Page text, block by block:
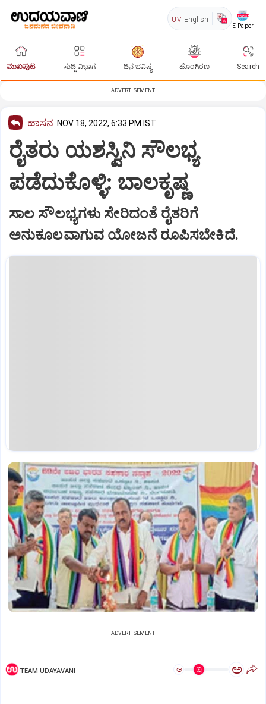
UV English
E-Paper
ಮುಖಪುಟ ಸುದ್ದಿ ವಿಭಾಗ ದಿನ ಭವಿಷ್ಯ ಹೊಂಗಿರಣ Search
ADVERTISEMENT
ಹಾಸನ NOV 18, 2022, 6:33 PM IST
ರೈತರು ಯಶಸ್ವಿನಿ ಸೌಲಭ್ಯ
ಪಡೆದುಕೊಳ್ಳಿ: ಬಾಲಕೃಷ್ಣ
ಸಾಲ ಸೌಲಭ್ಯಗಳು ಸೇರಿದಂತೆ ರೈತರಿಗೆ
ಅನುಕೂಲವಾಗುವ ಯೋಜನೆ ರೂಪಿಸಬೇಕಿದೆ.
ADVERTISEMENT
TEAM UDAYAVANI ಅ ಅ